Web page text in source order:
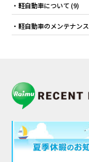
軽自動車について(9)
軽自動車のメンテナンス